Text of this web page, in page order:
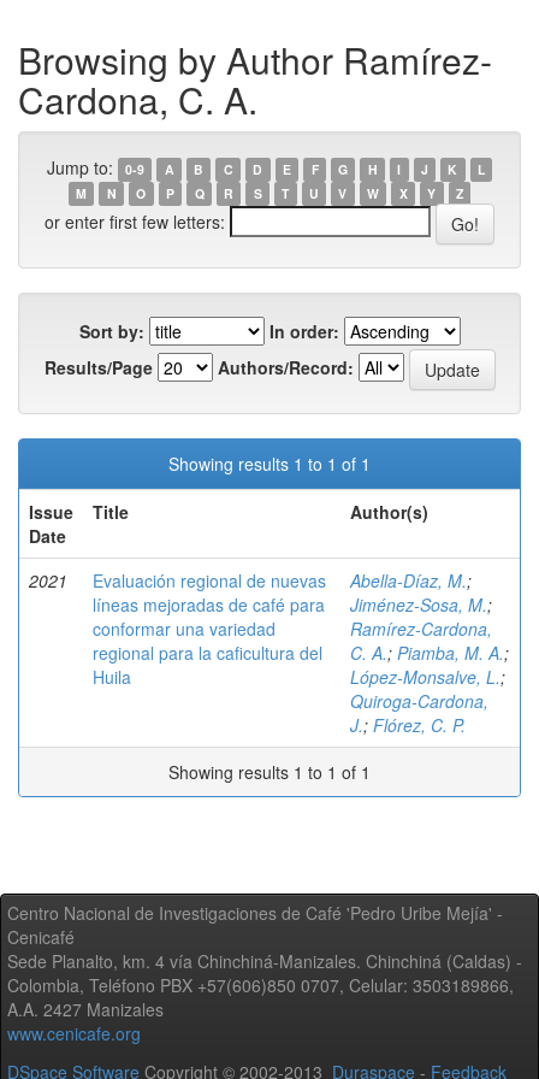
Browsing by Author Ramírez-
Cardona, C. A.
Jump to: 0-9 A B C D E F G H I J K
L
M
N O P Q R S T U V W X Y Z
or enter first few letters:
Sort by:
In order:
Results/Page
Authors/Record:
Showing results 1 to 1 of 1
Issue
Date
Title Author(s)
2021
Evaluación regional de nuevas
líneas mejoradas de café para
conformar una variedad
regional para la caficultura del
Huila
Abella-Díaz, M.;
Jiménez-Sosa, M.;
Ramírez-Cardona,
C. A.; Piamba, M. A.;
López-Monsalve, L.;
Quiroga-Cardona,
J.; Flórez, C. P.
Showing results 1 to 1 of 1
Centro Nacional de Investigaciones de Café 'Pedro Uribe Mejía' -
Cenicafé
Sede Planalto, km. 4 vía Chinchiná-Manizales. Chinchiná (Caldas) -
Colombia, Teléfono PBX +57(606)850 0707, Celular: 3503189866,
A.A. 2427 Manizales
www.cenicafe.org
DSpace Software Copyright © 2002-2013 Duraspace - Feedback